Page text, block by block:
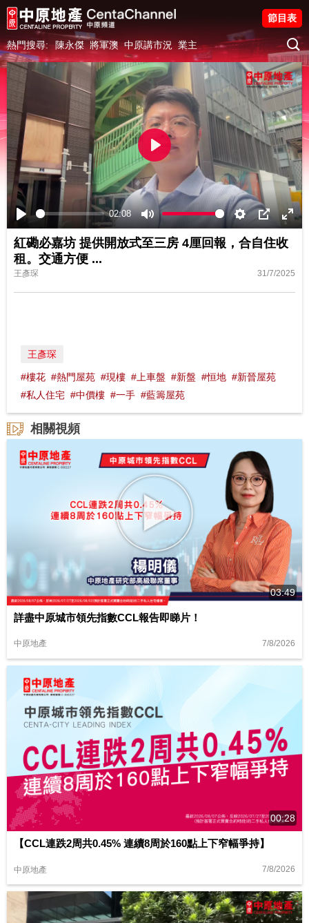
熱門搜尋: 陳永傑 將軍澳 中原講市況 業主
節目表
Play
02:08
Mute Settings
PIP
Play
紅磡必嘉坊 提供開放式至三房 4厘回報，合自住收
租。交通方便 ...
王彥琛 31/7/2025
王彥琛
#樓花 #熱門屋苑 #現樓 #上車盤 #新盤 #恒地 #新晉屋苑
#私人住宅 #中價樓 #一手 #藍籌屋苑
相關視頻
03:49
詳盡中原城市領先指數CCL報告即睇片！
中原地產 7/8/2026
00:28
【CCL連跌2周共0.45% 連續8周於160點上下窄幅爭持】
中原地產 7/8/2026